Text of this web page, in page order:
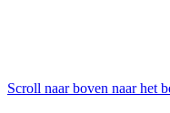
Scroll naar boven naar het